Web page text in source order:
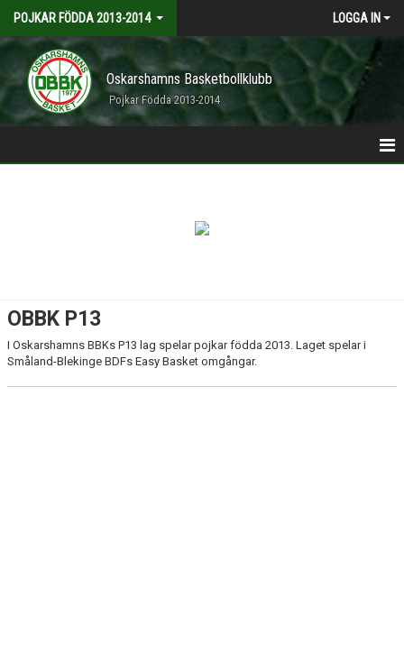
POJKAR FÖDDA 2013-2014 LOGGA IN
Oskarshamns Basketbollklubb
Pojkar Födda 2013-2014
OBBK P13
I Oskarshamns BBKs P13 lag spelar pojkar födda 2013. Laget spelar i
Småland-Blekinge BDFs Easy Basket omgångar.